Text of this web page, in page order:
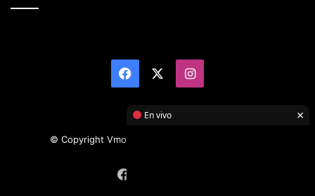
Facebook Instagram
© Copyright Vmotor TI 2026, All Rights Reserved
En vivo ×